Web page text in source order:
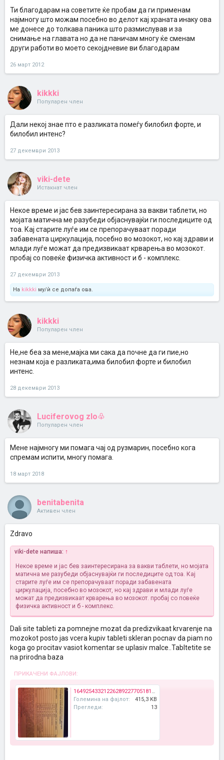
и да пијам нешто за помнење некое време некоја террапија па
да видам што ќе биднеКликни за проширување...
Ова ти е типична ментална преоптеретеност што доведува слаба
концентрација и заборавеност.
мене без никаков ефект или евентуално плацебо - ефект. Ги
животните навики. Научно е докажано дека храна која позитивно
влијае на помнењето е овошјето, зеленчукот, житариците и
особено морската риба. Помалку пржено и брза храна. Намали
гледање телевизија, компјутер, намали од обврските, одреди
Ти благодарам на советите ќе пробам да ги применам
најмногу што можам посебно во делот кај храната инаку ова
ме донесе до толкава паника што размислував и за
снимање на главата но да не паничам многу ќе сменам
други работи во моето секојдневие ви благодарам
26 март 2012
kikkki
Популарен член
Дали некој знае пто е разликата помеѓу билобил форте, и
билобил интенс?
27 декември 2013
viki-dete
Истакнат член
Некое време и јас бев заинтересирана за вакви таблети, но
мојата матична ме разубеди објаснувајќи ги последиците од
тоа. Кај старите луѓе им се препорачуваат поради
забавената циркулација, посебно во мозокот, но кај здрави и
млади луѓе можат да предизвикаат крварења во мозокот.
пробај со повеќе физичка активност и б - комплекс.
27 декември 2013
На kikkki му/ѝ се допаѓа ова.
kikkki
Популарен член
Не,не беа за мене,мајка ми сака да почне да ги пие,но
незнам која е разликата,има билобил форте и билобил
интенс.
28 декември 2013
Luciferovog zlo♧
Популарен член
Мене најмногу ми помага чај од рузмарин, посебно кога
спремам испити, многу помага.
18 март 2018
benitabenita
Активен член
Zdravo
viki-dete напиша: ↑
Некое време и јас бев заинтересирана за вакви таблети, но мојата
матична ме разубеди објаснувајќи ги последиците од тоа. Кај
старите луѓе им се препорачуваат поради забавената
циркулација, посебно во мозокот, но кај здрави и млади луѓе
можат да предизвикаат крварења во мозокот. пробај со повеќе
физичка активност и б - комплекс.
Dali site tableti za pomnejne mozat da predizvikaat krvarenje na
mozokot posto jas vcera kupiv tableti skleran pocnav da piam no
koga go procitav vasiot komentar se uplasiv malce..Tabltetite se
na prirodna baza
ПРИКАЧЕНИ ФАЈЛОВИ:
16492543321226289227705181832808.jpg
Големина на фајлот:
415,3 KB
Прегледи:
13